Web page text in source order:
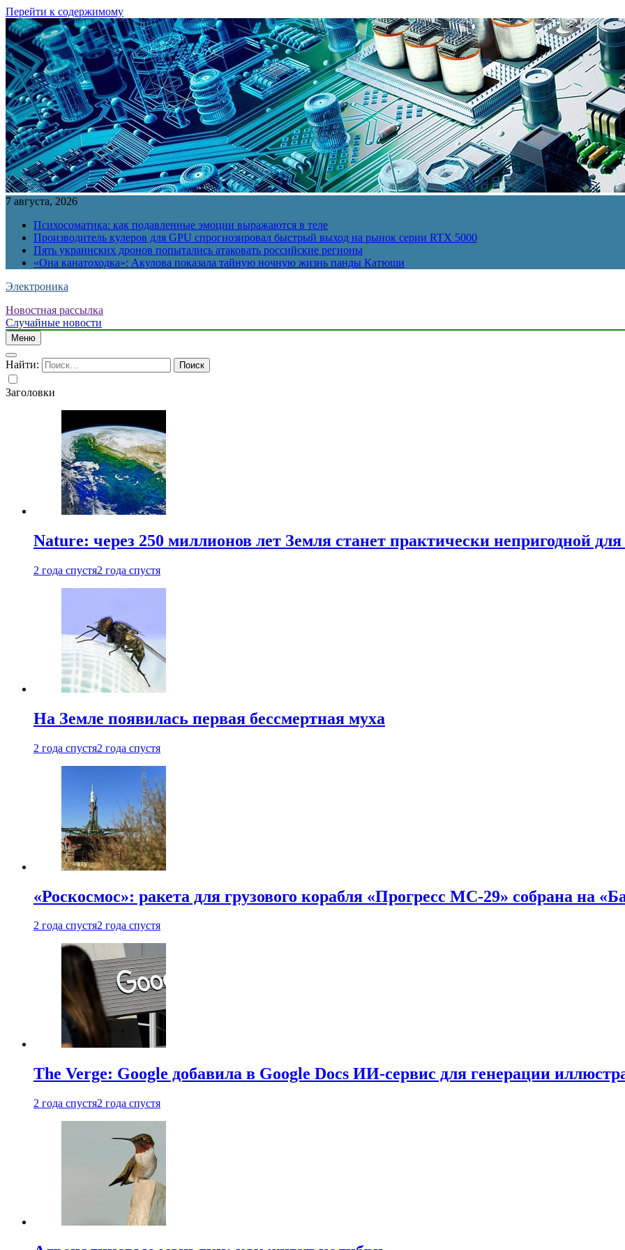
Перейти к содержимому
7 августа, 2026
Психосоматика: как подавленные эмоции выражаются в теле
Производитель кулеров для GPU спрогнозировал быстрый выход на рынок серии RTX 5000
Пять украинских дронов попытались атаковать российские регионы
«Она канатоходка»: Акулова показала тайную ночную жизнь панды Катюши
Электроника
Новостная рассылка
Случайные новости
Меню
Найти:
Заголовки
Nature: через 250 миллионов лет Земля станет практически непригодной
2 года спустя2 года спустя
На Земле появилась первая бессмертная муха
2 года спустя2 года спустя
«Роскосмос»: ракета для грузового корабля «Прогресс МС-29» собрана на
2 года спустя2 года спустя
The Verge: Google добавила в Google Docs ИИ-сервис для генерации
2 года спустя2 года спустя